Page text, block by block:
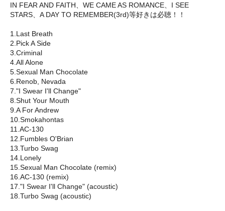
IN FEAR AND FAITH、WE CAME AS ROMANCE、I SEE
STARS、A DAY TO REMEMBER(3rd)等好きは必聴！！
1.Last Breath
2.Pick A Side
3.Criminal
4.All Alone
5.Sexual Man Chocolate
6.Renob, Nevada
7."I Swear I'll Change"
8.Shut Your Mouth
9.A For Andrew
10.Smokahontas
11.AC-130
12.Fumbles O'Brian
13.Turbo Swag
14.Lonely
15.Sexual Man Chocolate (remix)
16.AC-130 (remix)
17."I Swear I'll Change" (acoustic)
18.Turbo Swag (acoustic)